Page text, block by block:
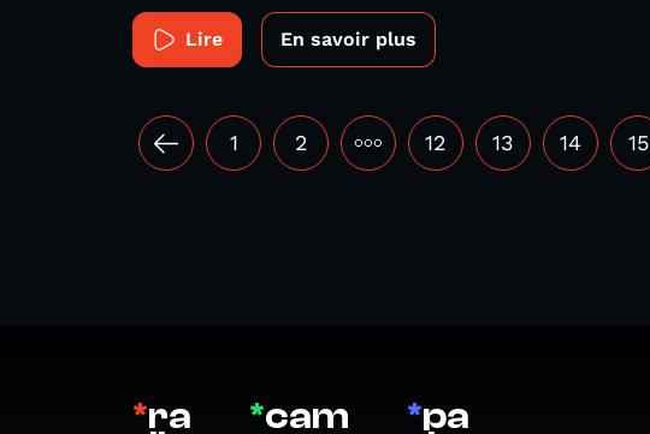
Lire En savoir plus
1 2 ••• 12 13 14 15
*ra *cam *pa